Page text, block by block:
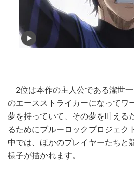
2位は本作の主人公である潔世
のエースストライカーになってワ
夢を持っていて、その夢を叶える
るためにブルーロックプロジェク
中では、ほかのプレイヤーたちと
様子が描かれます。